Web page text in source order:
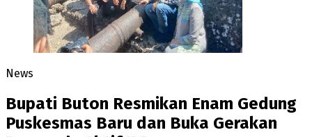
News
Bupati Buton Resmikan Enam Gedung
Puskesmas Baru dan Buka Gerakan